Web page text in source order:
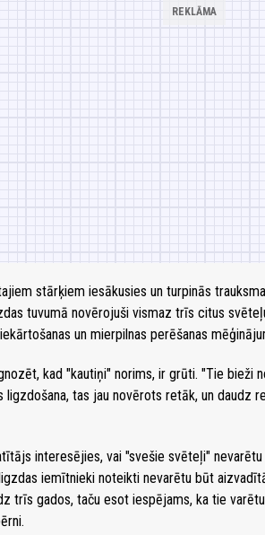
stārķiem iesākusies un turpinās
tuvumā novērojuši vismaz trīs citus
un mierpilnas perēšanas
kad "kautiņi" norims, ir grūti. "Tie bieži
ligzdošana, tas jau novērots retāk, un daudz
interesējies, vai "svešie svēteļi"
iemītnieki noteikti nevarētu būt
trīs gados, taču esot iespējams, ka tie